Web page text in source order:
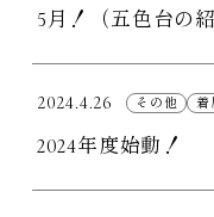
5月！（五色台の紹
2024.4.26 その他 着
2024年度始動！